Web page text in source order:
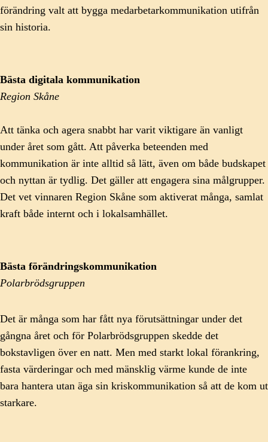
förändring valt att bygga medarbetarkommunikation utifrån
sin historia.
Bästa digitala kommunikation
Region Skåne
Att tänka och agera snabbt har varit viktigare än vanligt
under året som gått. Att påverka beteenden med
kommunikation är inte alltid så lätt, även om både budskapet
och nyttan är tydlig. Det gäller att engagera sina målgrupper.
Det vet vinnaren Region Skåne som aktiverat många, samlat
kraft både internt och i lokalsamhället.
Bästa förändringskommunikation
Polarbrödsgruppen
Det är många som har fått nya förutsättningar under det
gångna året och för Polarbrödsgruppen skedde det
bokstavligen över en natt. Men med starkt lokal förankring,
fasta värderingar och med mänsklig värme kunde de inte
bara hantera utan äga sin kriskommunikation så att de kom ut
starkare.